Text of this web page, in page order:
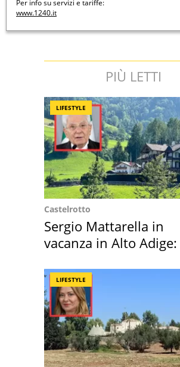
Per info su servizi e tariffe:
www.1240.it
PIÙ LETTI
LIFESTYLE
Castelrotto
Sergio Mattarella in
vacanza in Alto Adige:
LIFESTYLE